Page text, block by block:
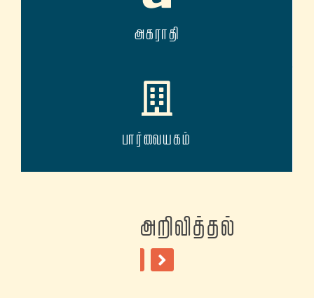
பார்வையகம்
அகராதி
அறிவித்தல்